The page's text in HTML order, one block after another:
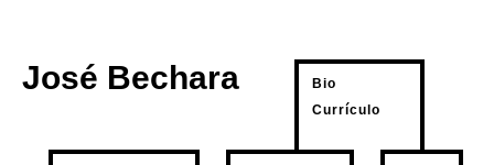
José Bechara
Bio
Currículo